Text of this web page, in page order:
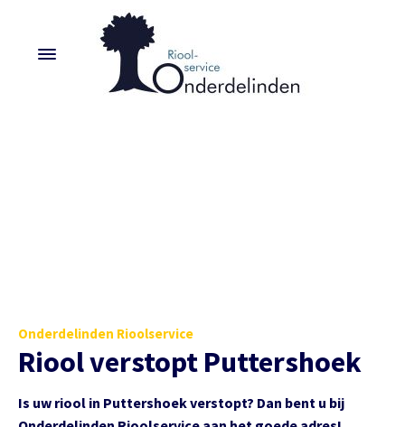
Onderdelinden Rioolservice
Riool verstopt Puttershoek
Is uw riool in Puttershoek verstopt? Dan bent u bij